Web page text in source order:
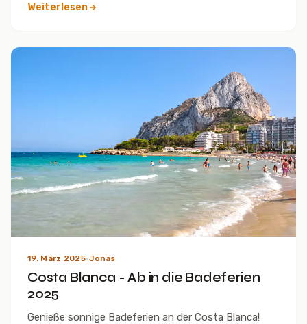
Weiterlesen
19. März 2025·Jonas
Costa Blanca - Ab in die Badeferien
2025
Genieße sonnige Badeferien an der Costa Blanca!